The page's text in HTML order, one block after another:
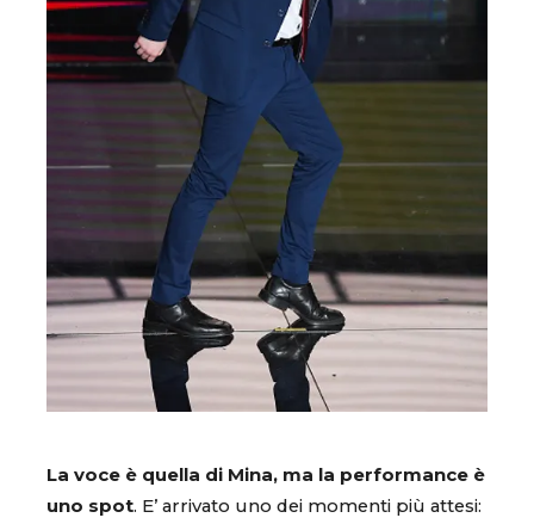
La voce è quella di Mina, ma la performance è
uno spot. E’ arrivato uno dei momenti più attesi: